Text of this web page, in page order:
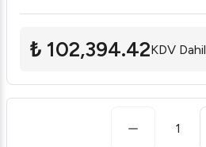
₺ 102,394.42KDV Dahil
1